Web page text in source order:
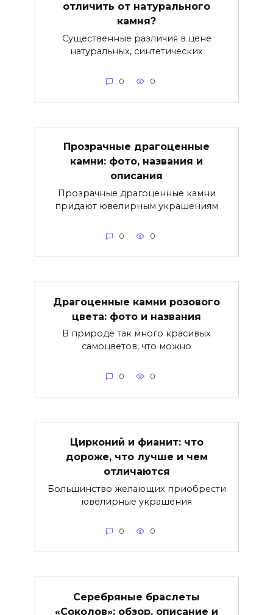
отличить от натурального
камня?
Существенные различия в цене
натуральных, синтетических
0 0
Прозрачные драгоценные
камни: фото, названия и
описания
Прозрачные драгоценные камни
придают ювелирным украшениям
0 0
Драгоценные камни розового
цвета: фото и названия
В природе так много красивых
самоцветов, что можно
0 0
Цирконий и фианит: что
дороже, что лучше и чем
отличаются
Большинство желающих приобрести
ювелирные украшения
0 0
Серебряные браслеты
«Соколов»: обзор, описание и